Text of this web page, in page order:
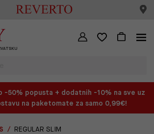
-50% popusta + dodatnih -10% na sve uz
na paketomate za samo 0,99€!
REGULAR SLIM